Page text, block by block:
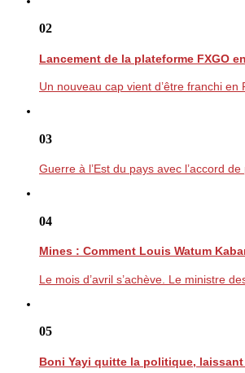
02
Lancement de la plateforme FXGO
Un nouveau cap vient d’être franchi en
03
Guerre à l’Est du pays avec l’accord de
04
Mines : Comment Louis Watum
Le mois d’avril s’achève. Le ministre
05
Boni Yayi quitte la politique, laissant